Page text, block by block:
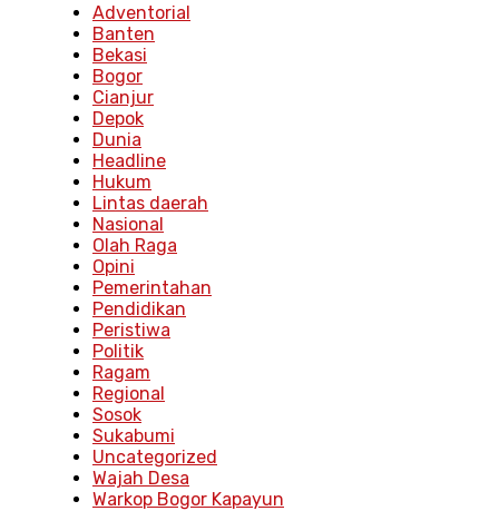
Adventorial
Banten
Bekasi
Bogor
Cianjur
Depok
Dunia
Headline
Hukum
Lintas daerah
Nasional
Olah Raga
Opini
Pemerintahan
Pendidikan
Peristiwa
Politik
Ragam
Regional
Sosok
Sukabumi
Uncategorized
Wajah Desa
Warkop Bogor Kapayun